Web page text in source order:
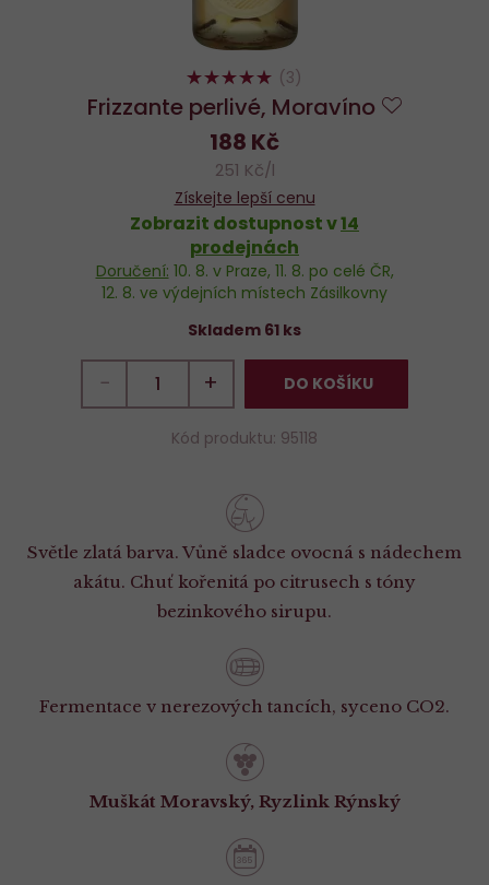
Frizzante perlivé, Moravíno
100% (3)
Světle zlatá barva. Vůně sladce ovocná s nádechem
akátu. Chuť kořenitá po citrusech s tóny
bezinkového sirupu.
Fermentace v nerezových tancích, syceno CO2.
Muškát Moravský, Ryzlink Rýnský
188 Kč
251 Kč/l
Získejte lepší cenu
Zobrazit dostupnost v14
prodejnách
Doručení: 10. 8. v Praze, 11. 8. po celé ČR,
12. 8. ve výdejních místech Zásilkovny
Skladem 61 ks
− + DO KOŠÍKU
Kód produktu: 95118